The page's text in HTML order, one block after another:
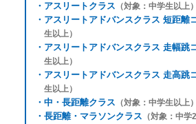
・ アスリートクラス （対象：中学生以上）
・ アスリートアドバンスクラス 短距離
生以上）
・ アスリートアドバンスクラス 走幅跳
生以上）
・ アスリートアドバンスクラス 走高跳
生以上）
・ 中・長距離クラス （対象：中学生以上）
・ 長距離・マラソンクラス （対象：中学